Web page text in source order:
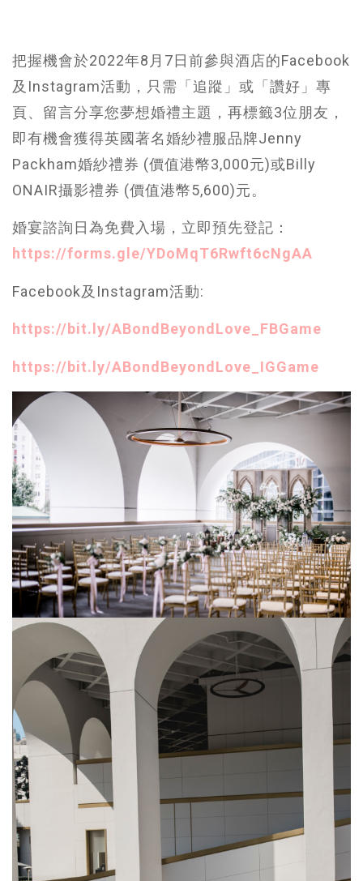
把握機會於2022年8月7日前參與酒店的Facebook
及Instagram活動，只需「追蹤」或「讚好」專
頁、留言分享您夢想婚禮主題，再標籤3位朋友，
即有機會獲得英國著名婚紗禮服品牌Jenny
Packham婚紗禮券 (價值港幣3,000元)或Billy
ONAIR攝影禮券 (價值港幣5,600)元。
婚宴諮詢日為免費入場，立即預先登記：
https://forms.gle/YDoMqT6Rwft6cNgAA
Facebook及Instagram活動:
https://bit.ly/ABondBeyondLove_FBGame
https://bit.ly/ABondBeyondLove_IGGame